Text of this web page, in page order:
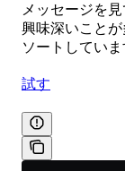
メッセージを
興味深いこと
ソートしていま
試す